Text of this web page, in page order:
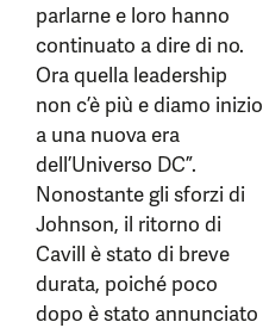
parlarne e loro hanno
continuato a dire di no.
Ora quella leadership
non c’è più e diamo inizio
a una nuova era
dell’Universo DC”.
Nonostante gli sforzi di
Johnson, il ritorno di
Cavill è stato di breve
durata, poiché poco
dopo è stato annunciato